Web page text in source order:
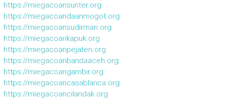
https://miegacoansunter.org
https://miegacoandaanmogot.org
https://miegacoansudirman.org
https://miegacoankapuk.org
https://miegacoanpejaten.org
https://miegacoanbandaaceh.org
https://miegacoangambir.org
https://miegacoancasablanca.org
https://miegacoancilandak.org